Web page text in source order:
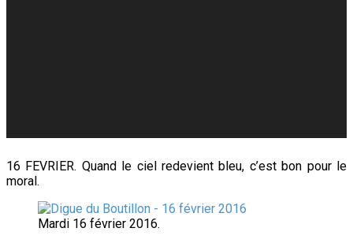
16 FEVRIER. Quand le ciel redevient bleu, c’est bon pour le
moral.
Mardi 16 février 2016.